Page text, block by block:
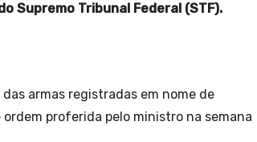
Supremo Tribunal Federal (STF).
armas registradas em nome de
proferida pelo ministro na semana